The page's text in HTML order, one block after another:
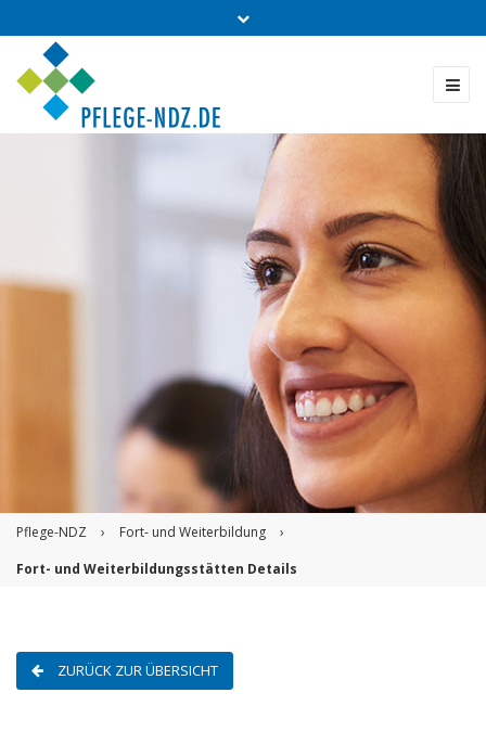
Pflege-NDZ › Fort- und Weiterbildung
›
Fort- und Weiterbildungsstätten Details
ZURÜCK ZUR ÜBERSICHT